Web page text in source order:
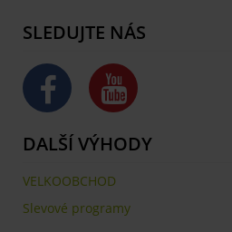
SLEDUJTE NÁS
DALŠÍ VÝHODY
VELKOOBCHOD
Slevové programy